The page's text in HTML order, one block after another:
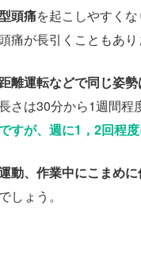
頭痛を起こしやすく
痛が長引くこともあり
離運転などで同じ姿
さは30分から1週間程
すが、週に1，2回程
動、作業中にこまめ
でしょう。